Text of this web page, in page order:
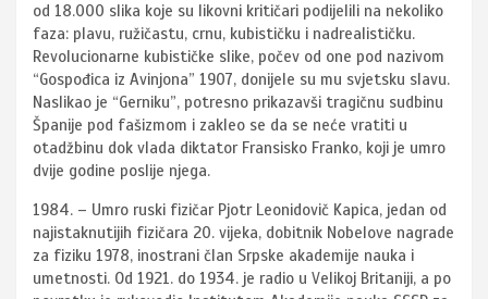
od 18.000 slika koje su likovni kritičari podijelili na nekoliko
faza: plavu, ružičastu, crnu, kubističku i nadrealističku.
Revolucionarne kubističke slike, počev od one pod nazivom
“Gospođica iz Avinjona” 1907, donijele su mu svjetsku slavu.
Naslikao je “Gerniku”, potresno prikazavši tragičnu sudbinu
Španije pod fašizmom i zakleo se da se neće vratiti u
otadžbinu dok vlada diktator Fransisko Franko, koji je umro
dvije godine poslije njega.
1984. – Umro ruski fizičar Pjotr Leonidovič Kapica, jedan od
najistaknutijih fizičara 20. vijeka, dobitnik Nobelove nagrade
za fiziku 1978, inostrani član Srpske akademije nauka i
umetnosti. Od 1921. do 1934. je radio u Velikoj Britaniji, a po